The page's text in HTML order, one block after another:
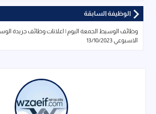
الوظيفة السابقة
وظائف الوسيط الجمعة اليوم | اعلانات وظائف جريدة
الاسبوعي 13/10/2023